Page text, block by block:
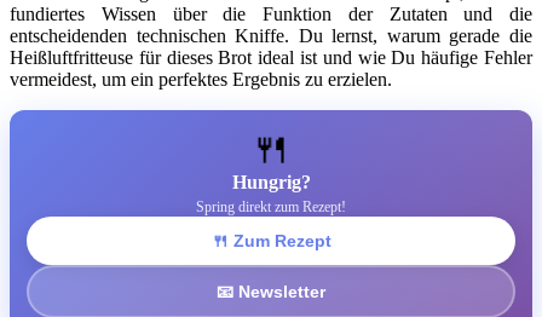
fundiertes Wissen über die Funktion der Zutaten und die
entscheidenden technischen Kniffe. Du lernst, warum gerade die
Heißluftfritteuse für dieses Brot ideal ist und wie Du häufige Fehler
vermeidest, um ein perfektes Ergebnis zu erzielen.
🍴
Hungrig?
Spring direkt zum Rezept!
🍴 Zum Rezept
📧 Newsletter